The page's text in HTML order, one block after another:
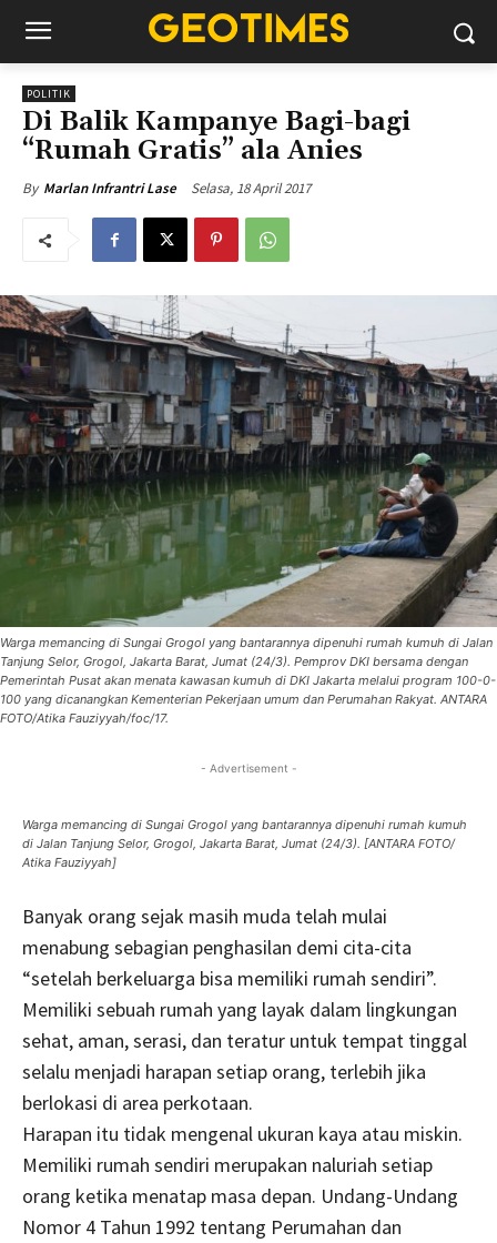
POLITIK
Di Balik Kampanye Bagi-bagi
“Rumah Gratis” ala Anies
By Marlan Infrantri Lase Selasa, 18 April 2017
Warga memancing di Sungai Grogol yang bantarannya dipenuhi rumah kumuh di Jalan
Tanjung Selor, Grogol, Jakarta Barat, Jumat (24/3). Pemprov DKI bersama dengan
Pemerintah Pusat akan menata kawasan kumuh di DKI Jakarta melalui program 100-0-
100 yang dicanangkan Kementerian Pekerjaan umum dan Perumahan Rakyat. ANTARA
FOTO/Atika Fauziyyah/foc/17.
- Advertisement -
Warga memancing di Sungai Grogol yang bantarannya dipenuhi rumah kumuh
di Jalan Tanjung Selor, Grogol, Jakarta Barat, Jumat (24/3). [ANTARA FOTO/
Atika Fauziyyah]
Banyak orang sejak masih muda telah mulai
menabung sebagian penghasilan demi cita-cita
“setelah berkeluarga bisa memiliki rumah sendiri”.
Memiliki sebuah rumah yang layak dalam lingkungan
sehat, aman, serasi, dan teratur untuk tempat tinggal
selalu menjadi harapan setiap orang, terlebih jika
berlokasi di area perkotaan.
Harapan itu tidak mengenal ukuran kaya atau miskin.
Memiliki rumah sendiri merupakan naluriah setiap
orang ketika menatap masa depan. Undang-Undang
Nomor 4 Tahun 1992 tentang Perumahan dan